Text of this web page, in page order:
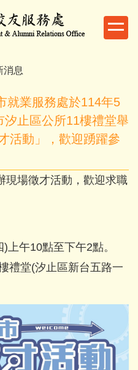
消息
就業服務處於114年5
汐止區公所11樓禮堂舉
活動」，歡迎踴躍參
現場徵才活動，歡迎求職
上午10點至下午2點。
禮堂(汐止區新台五路一